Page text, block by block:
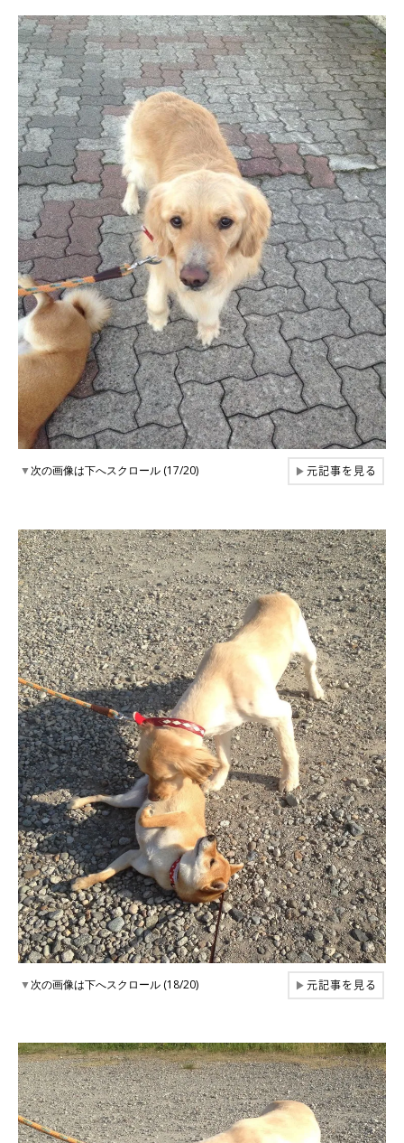
▼次の画像は下へスクロール (17/20) ▶元記事を見る
▼次の画像は下へスクロール (18/20) ▶元記事を見る